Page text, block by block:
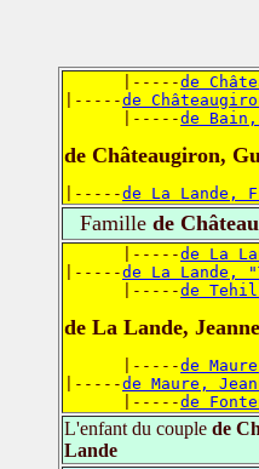
      |-----
de
|-----de
      |-----
de
de Châteaugiron,
|-----de La Lande,
Famille de
      |-----
de La
|-----de La Lande,
      |-----
de
de La Lande, Jeanne
      |-----
de
|-----de Maure,
      |-----
de
L'enfant du couple de
Lande